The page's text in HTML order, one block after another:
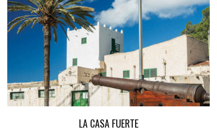
LA CASA FUERTE